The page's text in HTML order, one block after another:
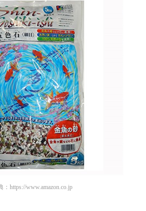
： https://www.amazon.co.jp